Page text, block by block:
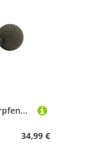
Poseidon Angelsport Karpfenblei Poseidon P4 Line Multifunction Back Lead - Angelgewicht Absenkblei
34,99 €